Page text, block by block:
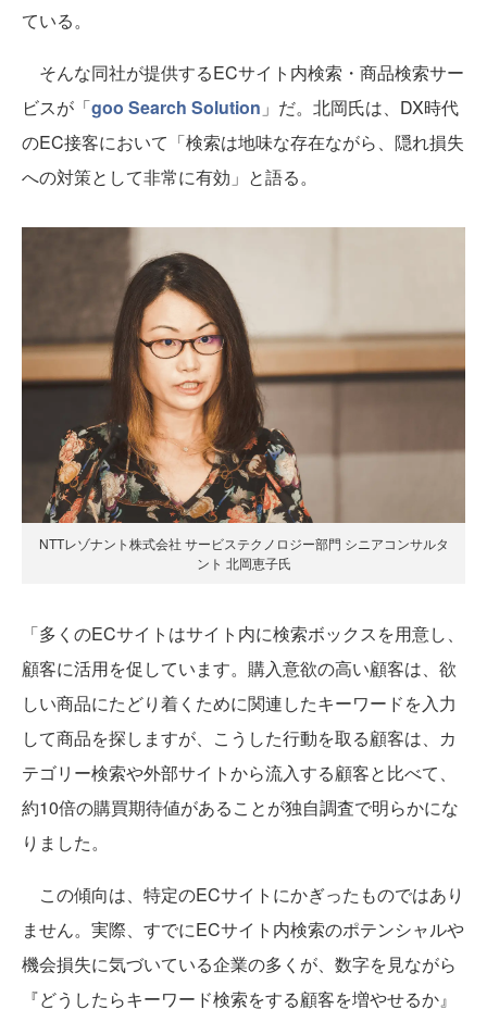
ている。
そんな同社が提供するECサイト内検索・商品検索サー
ビスが「goo Search Solution 」だ。北岡氏は、DX時代
のEC接客において「検索は地味な存在ながら、隠れ損失
への対策として非常に有効」と語る。
NTTレゾナント株式会社 サービステクノロジー部門 シニアコンサルタ
ント 北岡恵子氏
「多くのECサイトはサイト内に検索ボックスを用意し、
顧客に活用を促しています。購入意欲の高い顧客は、欲
しい商品にたどり着くために関連したキーワードを入力
して商品を探しますが、こうした行動を取る顧客は、カ
テゴリー検索や外部サイトから流入する顧客と比べて、
約10倍の購買期待値があることが独自調査で明らかにな
りました。
この傾向は、特定のECサイトにかぎったものではあり
ません。実際、すでにECサイト内検索のポテンシャルや
機会損失に気づいている企業の多くが、数字を見ながら
『どうしたらキーワード検索をする顧客を増やせるか』